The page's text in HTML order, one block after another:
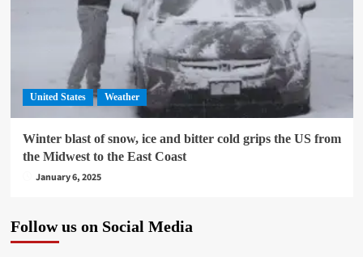
United States Weather
Winter blast of snow, ice and bitter cold grips the US from
the Midwest to the East Coast
January 6, 2025
Follow us on Social Media